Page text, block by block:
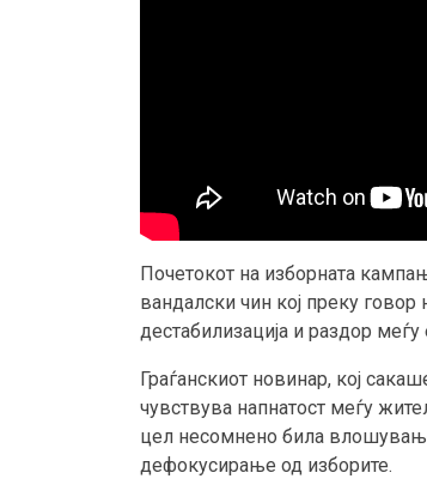
Почетокот на изборната
вандалски чин кој преку
дестабилизација и раздор
Граѓанскиот новинар, кој
чувствува напнатост меѓу
цел несомнено била
дефокусирање од изборите.